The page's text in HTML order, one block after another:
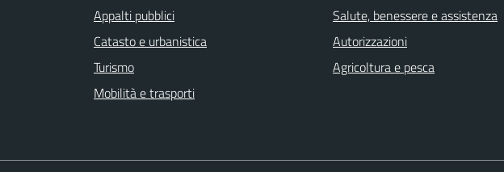
Appalti pubblici
Catasto e urbanistica
Turismo
Mobilità e trasporti
Salute, benessere e assistenza
Autorizzazioni
Agricoltura e pesca